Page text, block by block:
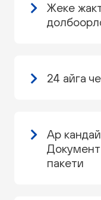
Жеке
24 айга
Ар
пакети